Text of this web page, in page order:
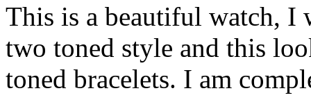
This is a beautiful watch, I
two toned style and this
toned bracelets. I am